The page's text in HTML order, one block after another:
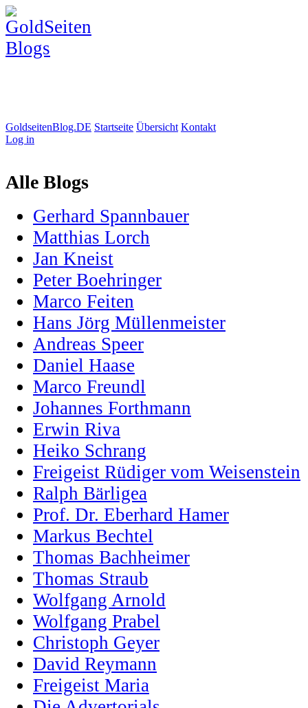
GoldseitenBlog.DE Startseite Übersicht Kontakt
Log in
Alle Blogs
Gerhard Spannbauer
Matthias Lorch
Jan Kneist
Peter Boehringer
Marco Feiten
Hans Jörg Müllenmeister
Andreas Speer
Daniel Haase
Marco Freundl
Johannes Forthmann
Erwin Riva
Heiko Schrang
Freigeist Rüdiger vom Weisenstein
Ralph Bärligea
Prof. Dr. Eberhard Hamer
Markus Bechtel
Thomas Bachheimer
Thomas Straub
Wolfgang Arnold
Wolfgang Prabel
Christoph Geyer
David Reymann
Freigeist Maria